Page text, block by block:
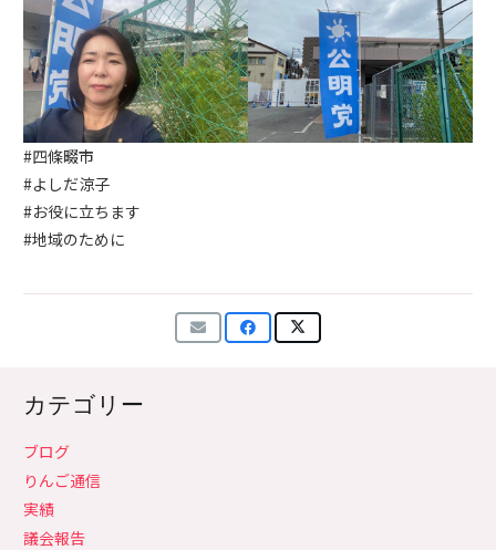
#四條畷市
#よしだ涼子
#お役に立ちます
#地域のために
カテゴリー
ブログ
りんご通信
実績
議会報告